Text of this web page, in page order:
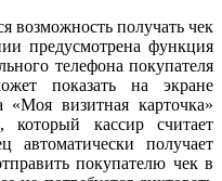
возможность получать чек
предусмотрена функция
телефона покупателя
показать на экране
«Моя визитная карточка»
который кассир считает
автоматически получает
покупателю чек в